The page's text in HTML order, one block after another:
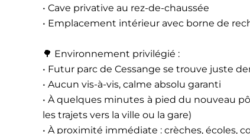
• Cave privative au rez-de-chaussée
• Emplacement intérieur avec borne de
🌳 Environnement privilégié :
• Futur parc de Cessange se trouve juste
• Aucun vis-à-vis, calme absolu garanti
• À quelques minutes à pied du nouveau
les trajets vers la ville ou la gare)
• À proximité immédiate : crèches, écoles,